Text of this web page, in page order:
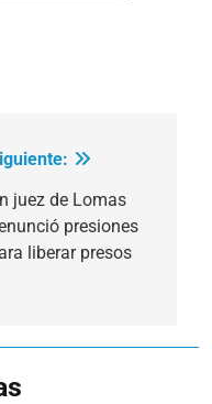
juez de Lomas
presiones
liberar presos